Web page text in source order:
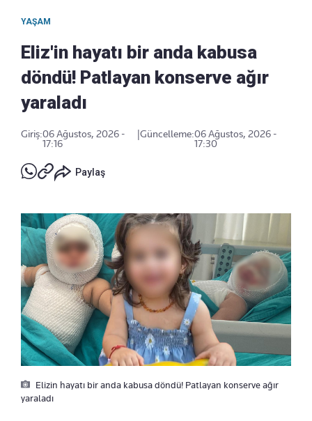
YAŞAM
Eliz'in hayatı bir anda kabusa
döndü! Patlayan konserve ağır
yaraladı
Giriş:06 Ağustos, 2026 -
17:16
Güncelleme:06 Ağustos, 2026 -
17:30
Paylaş
Elizin hayatı bir anda kabusa döndü! Patlayan konserve ağır
yaraladı